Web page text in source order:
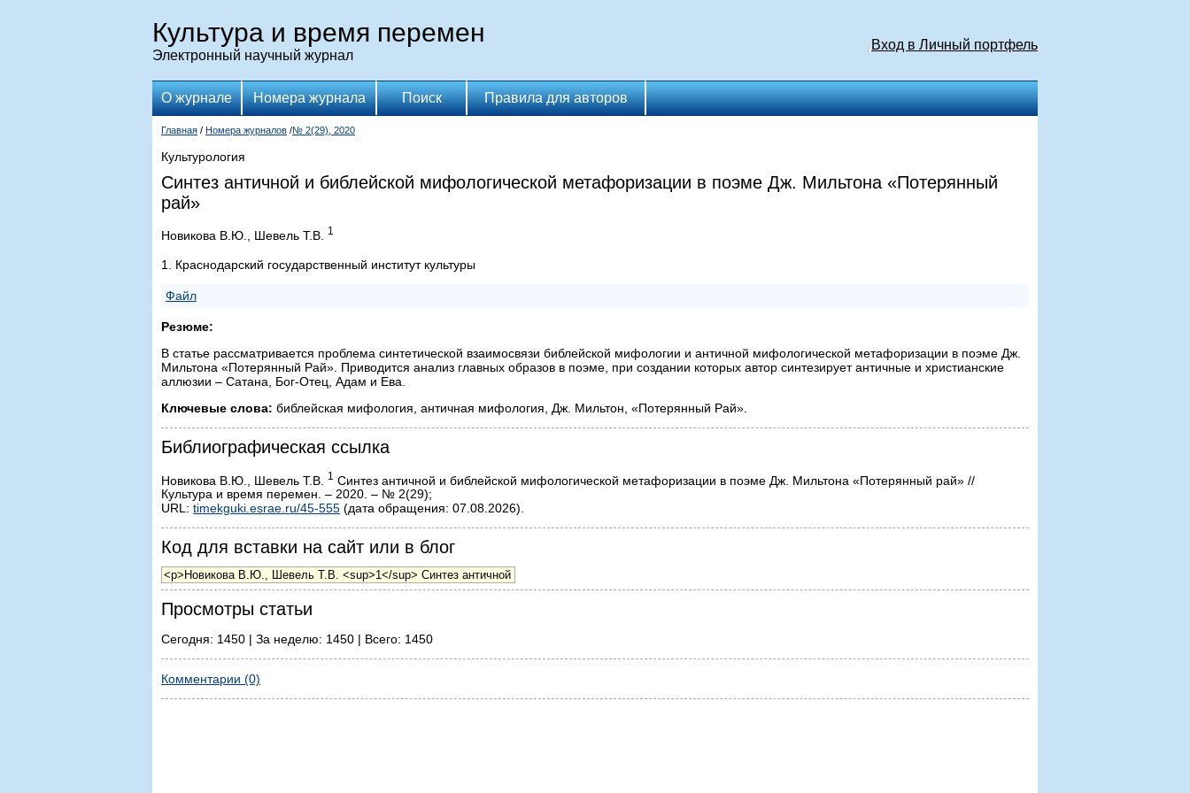
Культура и время перемен
Электронный научный журнал
Вход в Личный портфель
О журнале Номера журнала Поиск Правила для авторов
Главная / Номера журналов /№ 2(29), 2020
Культурология
Синтез античной и библейской мифологической метафоризации в поэме Дж. Мильтона «Потерянный
рай»
Новикова В.Ю., Шевель Т.В. 1
1. Краснодарский государственный институт культуры
Файл
Резюме:
В статье рассматривается проблема синтетической взаимосвязи библейской мифологии и античной мифологической метафоризации в поэме Дж.
Мильтона «Потерянный Рай». Приводится анализ главных образов в поэме, при создании которых автор синтезирует античные и христианские
аллюзии – Сатана, Бог-Отец, Адам и Ева.
Ключевые слова: библейская мифология, античная мифология, Дж. Мильтон, «Потерянный Рай».
Библиографическая ссылка
Новикова В.Ю., Шевель Т.В. 1 Синтез античной и библейской мифологической метафоризации в поэме Дж. Мильтона «Потерянный рай» //
Культура и время перемен. – 2020. – № 2(29);
URL: timekguki.esrae.ru/45-555 (дата обращения: 07.08.2026).
Код для вставки на сайт или в блог
Просмотры статьи
Сегодня: 1450 | За неделю: 1450 | Всего: 1450
Комментарии (0)